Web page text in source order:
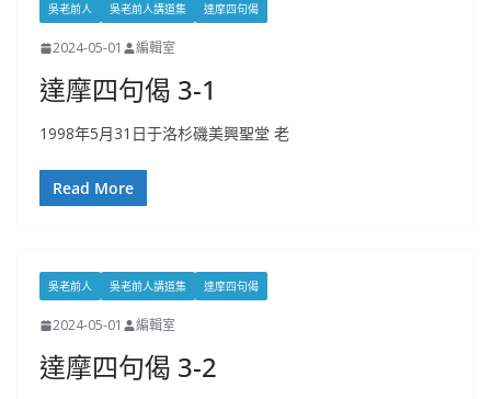
吳老前人 吳老前人講道集 達摩四句偈
2024-05-01 編輯室
達摩四句偈 3-1
1998年5月31日于洛杉磯美興聖堂 老
Read More
吳老前人 吳老前人講道集 達摩四句偈
2024-05-01 編輯室
達摩四句偈 3-2